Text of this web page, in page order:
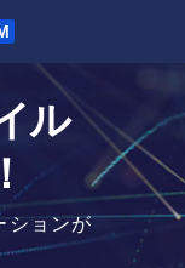
ル
ションが